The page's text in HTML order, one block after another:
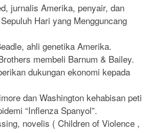
jurnalis Amerika, penyair, dan
Hari yang Mengguncang
ahli genetika Amerika.
membeli Barnum & Bailey.
dukungan ekonomi kepada
dan Washington kehabisan peti
“Inflenza Spanyol”.
novelis ( Children of Violence ,